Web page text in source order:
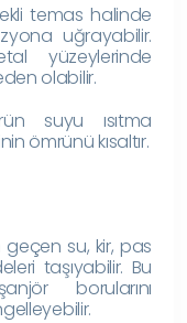
temas halinde
uğrayabilir.
yüzeylerinde
olabilir.
suyu ısıtma
ömrünü kısaltır.
su, kir, pas
taşıyabilir. Bu
borularını